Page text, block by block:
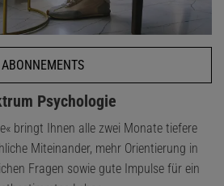
ABONNEMENTS
Psychologie
bringt Ihnen alle zwei Monate tiefere
Miteinander, mehr Orientierung in
Fragen sowie gute Impulse für ein